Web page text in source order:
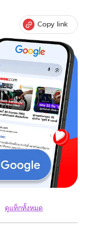
Copy link
ดูแท็กทั้งหมด